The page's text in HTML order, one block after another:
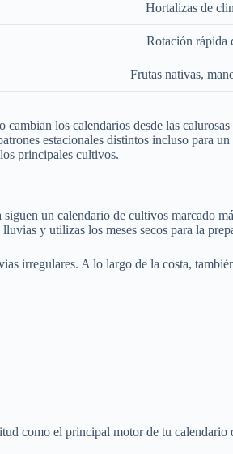
Hortalizas de
Rotación rápida
Frutas nativas,
los calendarios desde las
estacionales distintos incluso para
principales cultivos.
un calendario de cultivos marcado
y utilizas los meses secos para la
irregulares. A lo largo de la costa,
como el principal motor de tu